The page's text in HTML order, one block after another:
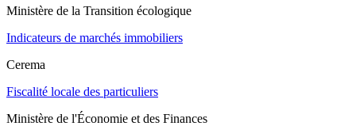
Ministère de la Transition écologique
Indicateurs de marchés immobiliers
Cerema
Fiscalité locale des particuliers
Ministère de l'Économie et des Finances